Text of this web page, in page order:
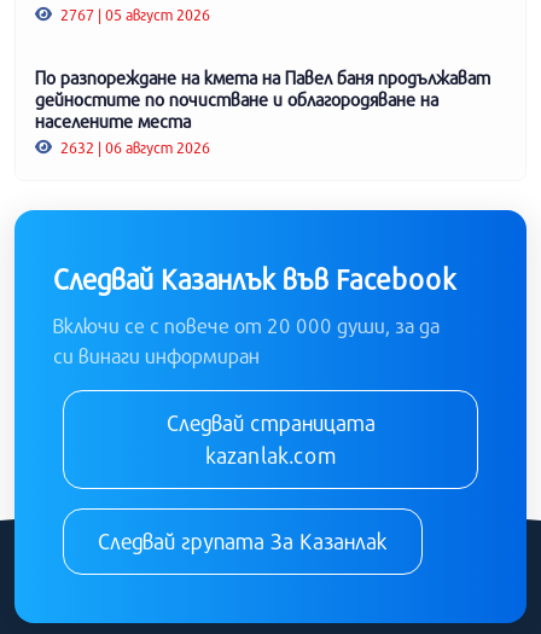
2767 | 05 август 2026
По разпореждане на кмета на Павел баня продължават
дейностите по почистване и облагородяване на
населените места
2632 | 06 август 2026
Следвай Казанлък във Facebook
Включи се с повече от 20 000 души, за да
си винаги информиран
Следвай страницата
kazanlak.com
Следвай групата За Казанлак